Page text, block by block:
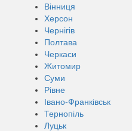
Вінниця
Херсон
Чернігів
Полтава
Черкаси
Житомир
Суми
Рівне
Івано-Франківськ
Тернопіль
Луцьк